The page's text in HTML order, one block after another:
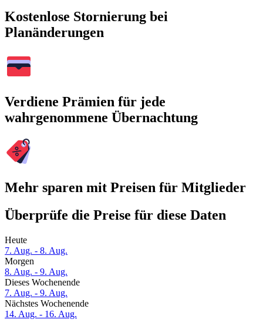
Kostenlose Stornierung bei
Planänderungen
Verdiene Prämien für jede
wahrgenommene Übernachtung
Mehr sparen mit Preisen für Mitglieder
Überprüfe die Preise für diese Daten
Heute
7. Aug. - 8. Aug.
Morgen
8. Aug. - 9. Aug.
Dieses Wochenende
7. Aug. - 9. Aug.
Nächstes Wochenende
14. Aug. - 16. Aug.